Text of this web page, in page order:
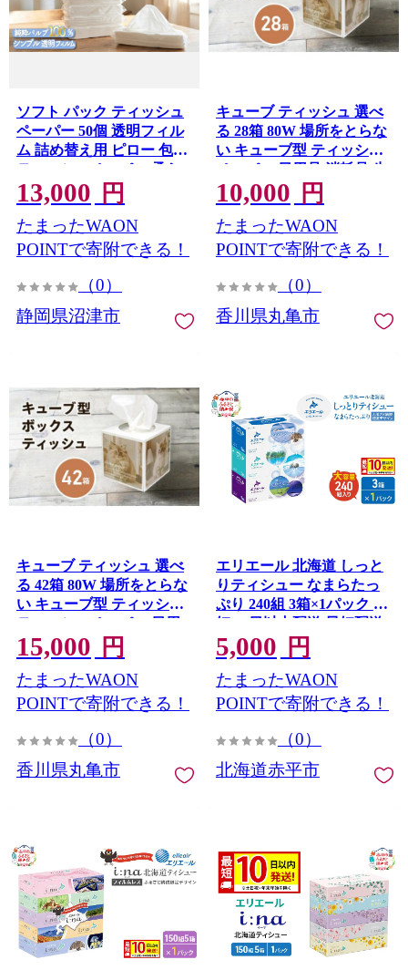
ソフト パック ティッシュ
ペーパー 50個 透明フィル
ム 詰め替え用 ピロー 包装
ティッシュペーパー 柔ら
かめ やわらか パルプ
100％ 日用品 ソフトティッ
シュ 消耗品 防災 備蓄 生活
用品 沼津 原町加工紙
13,000 円
たまったWAON
POINTで寄附できる！
（0）
静岡県沼津市
キューブ ティッシュ 選べ
る 28箱 80W 場所をとらな
い キューブ型 ティッシュ
ペーパー 日用品 消耗品 生
活用品 ボックスティシュ
ティシュペーパー ティシ
ュ ノベルティ日用品 消耗
品 生活用品 常備品 衛生用
買い 防災 備蓄 必需品 生活
10,000 円
たまったWAON
POINTで寄附できる！
（0）
香川県丸亀市
キューブ ティッシュ 選べ
る 42箱 80W 場所をとらな
い キューブ型 ティッシュ
ティッシュペーパー 日用
品 消耗品 生活用品 ボック
スティシュ ティシュペー
パー ノベルティ日用品 消
耗品 生活用品 常備品 衛生
め買い 防災 備蓄 必需品 生
15,000 円
たまったWAON
POINTで寄附できる！
（0）
香川県丸亀市
エリエール 北海道 しっと
りティシュー なまらたっ
ぷり 240組 3箱×1パック 最
短 10日以内配送 最短配送
ふるさと納税限定デザイン
ボックスティシュー 箱テ
ィッシュ ペーパー 備蓄品
花粉 保湿 しっとり やわら
5,000 円
たまったWAON
POINTで寄附できる！
（0）
北海道赤平市